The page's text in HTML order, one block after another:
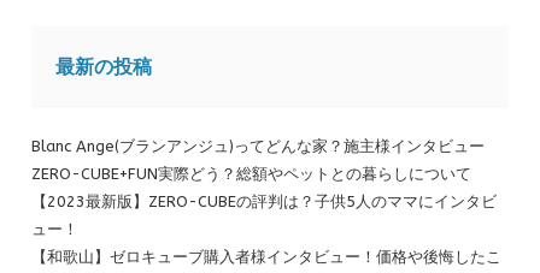
最新の投稿
Blanc Ange(ブランアンジュ)ってどんな家？施主様インタビュー
ZERO-CUBE+FUN実際どう？総額やペットとの暮らしについて
【2023最新版】ZERO-CUBEの評判は？子供5人のママにインタビ
ュー！
【和歌山】ゼロキューブ購入者様インタビュー！価格や後悔したこ